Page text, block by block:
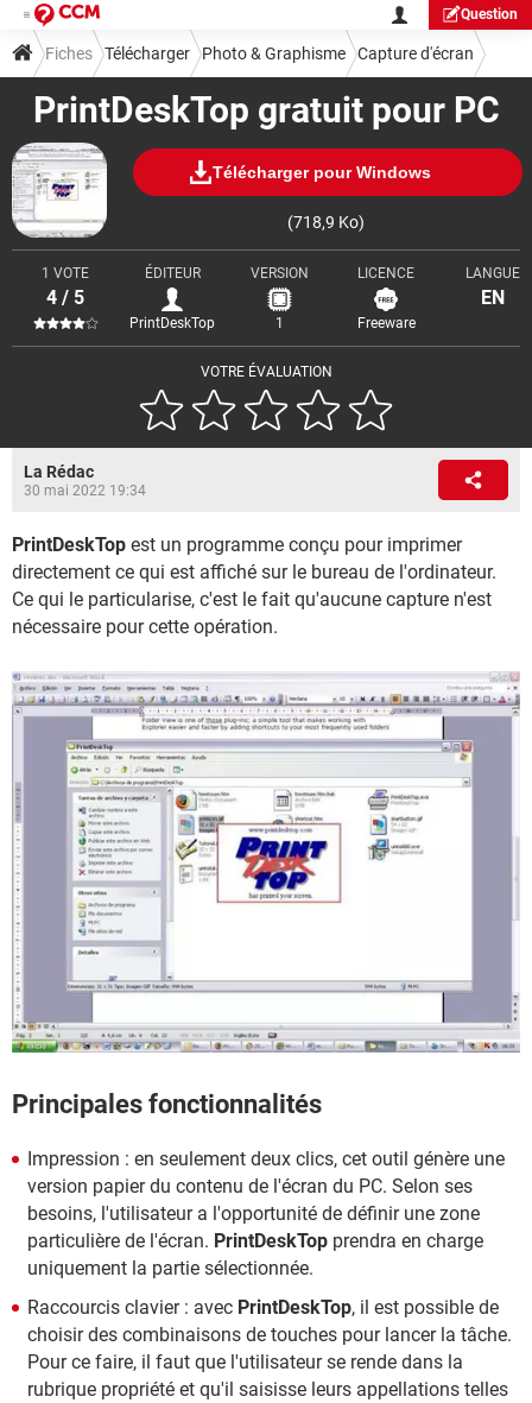
Question
PrintDeskTop gratuit pour PC
Télécharger pour Windows
(718,9 Ko)
VOTRE ÉVALUATION
1 VOTE
4 / 5
ÉDITEUR
PrintDeskTop
VERSION
1
LICENCE
Freeware
LANGUE
EN
Fiches Télécharger Photo & Graphisme Capture d'écran
La Rédac
30 mai 2022 19:34
PrintDeskTop est un programme conçu pour imprimer
directement ce qui est affiché sur le bureau de l'ordinateur.
Ce qui le particularise, c'est le fait qu'aucune capture n'est
nécessaire pour cette opération.
Principales fonctionnalités
Impression : en seulement deux clics, cet outil génère une
version papier du contenu de l'écran du PC. Selon ses
besoins, l'utilisateur a l'opportunité de définir une zone
particulière de l'écran. PrintDeskTop prendra en charge
uniquement la partie sélectionnée.
Raccourcis clavier : avec PrintDeskTop, il est possible de
choisir des combinaisons de touches pour lancer la tâche.
Pour ce faire, il faut que l'utilisateur se rende dans la
rubrique propriété et qu'il saisisse leurs appellations telles